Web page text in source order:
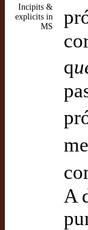
Incipits &
explicits in
MS
q
A